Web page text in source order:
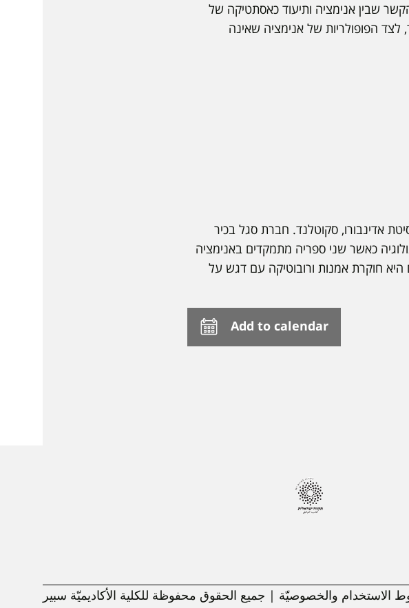
שבין אנימציה ותיעוד כאסתטיקה של
לצד הפופולריות של אנימציה שאינה
אדינבורו, סקוטלנד. חברת סגל בכיר
כאשר שני ספריה מתמקדים באנימציה
היא חוקרת אמנות ורובוטיקה עם דגש על
Add to calendar
الاستخدام والخصوصيّة | جميع الحقوق محفوظة للكلية الأكاديميّة سبير